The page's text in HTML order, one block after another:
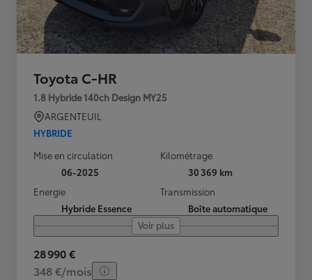
Toyota C-HR
1.8 Hybride 140ch Design MY25
ARGENTEUIL
HYBRIDE
Mise en circulation
06-2025
Kilométrage
30 369 km
Energie
Hybride Essence
Transmission
Boîte automatique
Voir plus
28 990 €
348 €/mois